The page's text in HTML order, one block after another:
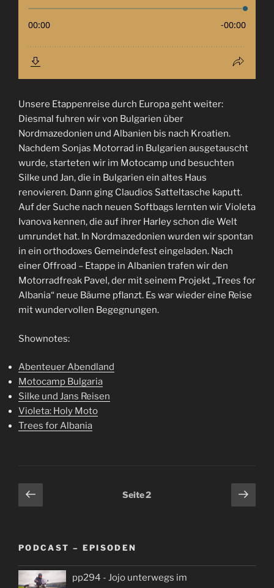
Unsere Etappenreise durch Europa geht weiter:
Diesmal fuhren wir von Bulgarien über
Nordmazedonien und Albanien bis nach Kroatien.
Nachdem Sonjas Motorrad in Bulgarien ausgetauscht
wurde, starteten wir im Motocamp und besuchten
Silke und Jan, die in Bulgarien ein altes Haus
renovieren. Dann ging Claudios Satteltasche kaputt.
Auf der Suche nach neuen Softbags lernten wir Violeta
Ivanova kennen, die auf ihrer Harley schon die Welt
umrundet hat. In Nordmazedonien wurden wir spontan
in ein orthodoxes Gemeindefest eingeladen. Nach
einer Offroad – Etappe in Albanien trafen wir den
Motorradfreak Pavel, der mit seinem Projekt „Trees for
Albania“ neue Bäume pflanzt. Es war wieder eine Reise
mit wundervollen Begegnungen.
Shownotes:
Abenteuer Abendland
Motocamp Bulgaria
Silke und Jans Reisen
Violeta: Holy Moto
Trees for Albania
Seitennummerierung
der
Vorherige
Seite
Seite2
PODCAST – EPISODEN
pp294 - Jojo unterwegs im